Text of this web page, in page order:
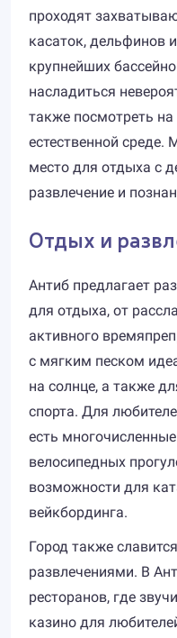
проходят
касаток, дельфинов
крупнейших
насладиться
также посмотреть
естественной среде.
место для отдыха с
развлечение и
Отдых и
Антиб предлагает
для отдыха, от
активного
с мягким песком
на солнце, а также
спорта. Для
есть
велосипедных
возможности для
вейкбординга.
Город также
развлечениями. В
ресторанов, где
казино для